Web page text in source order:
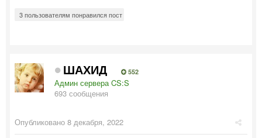
3 пользователям понравился пост
ШАХИД 552
Админ сервера CS:S
693 сообщения
Опубликовано 8 декабря, 2022